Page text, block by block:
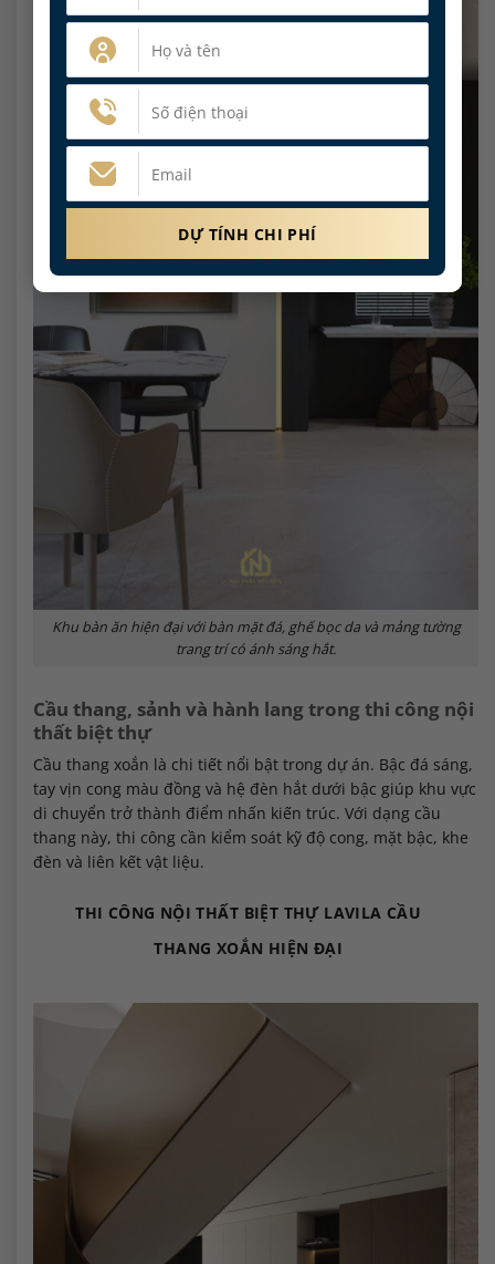
Khu bàn ăn hiện đại với bàn mặt đá, ghế bọc da và mảng tường
trang trí có ánh sáng hắt.
Cầu thang, sảnh và hành lang trong thi công nội
thất biệt thự
Cầu thang xoắn là chi tiết nổi bật trong dự án. Bậc đá sáng,
tay vịn cong màu đồng và hệ đèn hắt dưới bậc giúp khu vực
di chuyển trở thành điểm nhấn kiến trúc. Với dạng cầu
thang này, thi công cần kiểm soát kỹ độ cong, mặt bậc, khe
đèn và liên kết vật liệu.
THI CÔNG NỘI THẤT BIỆT THỰ LAVILA CẦU
THANG XOẮN HIỆN ĐẠI